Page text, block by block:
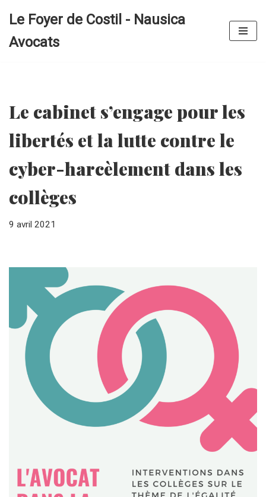
au
Le Foyer de Costil - Nausica
Avocats
Le cabinet s’engage pour les
libertés et la lutte contre le
cyber-harcèlement dans les
collèges
9 avril 2021